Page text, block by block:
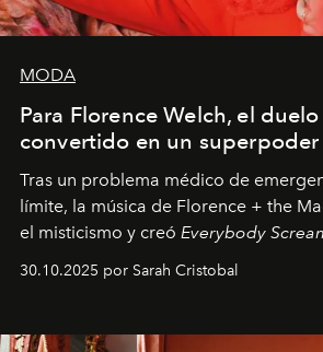
MODA
Para Florence Welch, el duelo
convertido en un superpoder
Tras un problema médico de
límite, la música de Florence + the
el misticismo y creó Everybody
30.10.2025 por Sarah Cristobal